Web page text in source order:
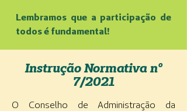
Lembramos que a participação de
todos é fundamental!
Instrução Normativa nº
7/2021
O Conselho de Administração da